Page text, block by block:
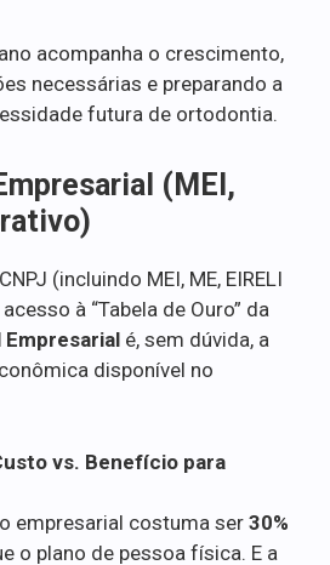
acompanha o crescimento,
necessárias e preparando a
futura de ortodontia.
(MEI,
(incluindo MEI, ME, EIRELI
à “Tabela de Ouro” da
Empresarial é, sem dúvida, a
disponível no
vs. Benefício para
empresarial costuma ser 30%
o plano de pessoa física. E a